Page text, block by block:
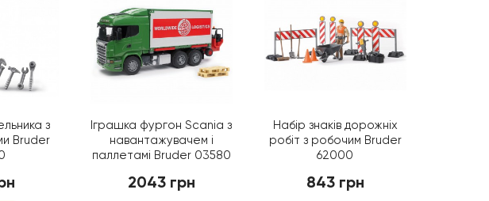
з
Bruder
Іграшка фургон Scania з
навантажувачем і
паллетамі Bruder 03580
2043 грн
Набір знаків дорожніх
робіт з робочим Bruder
62000
843 грн